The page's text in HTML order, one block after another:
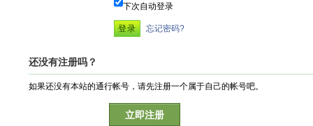
下次自动登录
忘记密码?
还没有注册吗？
如果还没有本站的通行帐号，请先注册一个属于自己的帐号吧。
立即注册